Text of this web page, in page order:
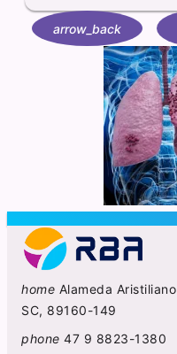
arrow_back
home Alameda
SC, 89160-149
phone 47 9 8823-1380